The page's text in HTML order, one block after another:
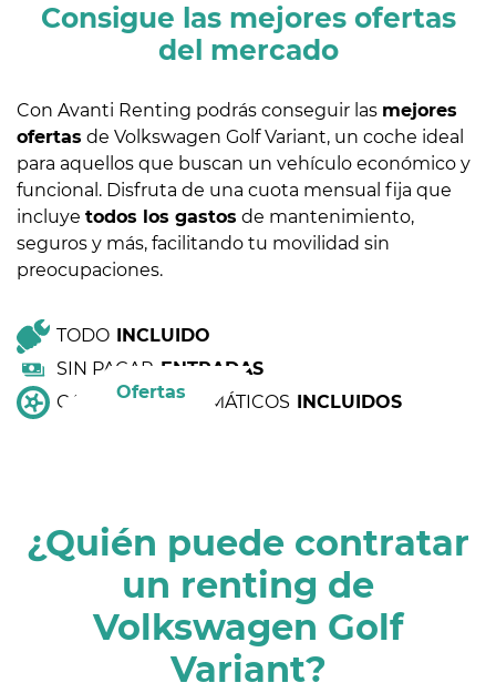
Ofertas
Consigue las mejores ofertas
del mercado
Con Avanti Renting podrás conseguir las mejores
ofertas de Volkswagen Golf Variant, un coche ideal
para aquellos que buscan un vehículo económico y
funcional. Disfruta de una cuota mensual fija que
incluye todos los gastos de mantenimiento,
seguros y más, facilitando tu movilidad sin
preocupaciones.
TODO
INCLUIDO
SIN PAGAR ENTRADAS
CAMBIO DE NEUMÁTICOS
INCLUIDOS
¿Quién puede contratar
un renting de
Volkswagen Golf
Variant?